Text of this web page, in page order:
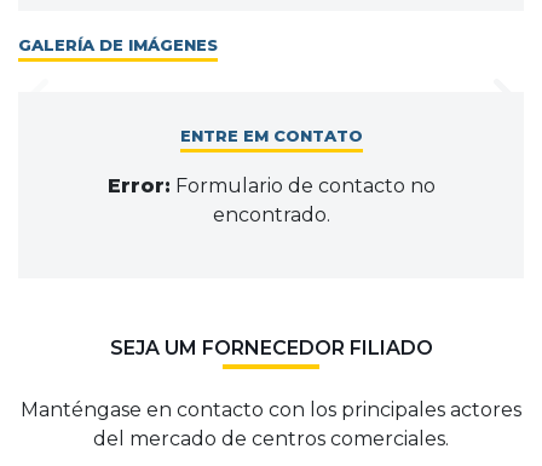
GALERÍA DE IMÁGENES
ENTRE EM CONTATO
Error: Formulario de contacto no
encontrado.
SEJA UM FORNECEDOR FILIADO
Manténgase en contacto con los principales actores
del mercado de centros comerciales.